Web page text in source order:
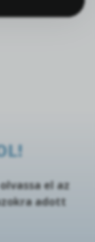
el az
adott